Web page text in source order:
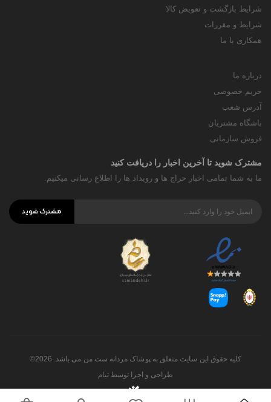
شرایط بازگشت و تعویض کالا
شرایط و مقررات
همکاری با ما
درباره ما
حریم خصوصی
آدرس شعب
باشگاه مشتریان
فروش سازمانی
مشترک شوید تا آخرین اخبار را دریافت کنید
ما به شما تمامی اخبار حراج ها و رویداد ها را اطلاع رسانی میکنیم.
مشترک شوید
کلیه حقوق این سایت متعلق به پوشاک مردانه ست من می باشد. 2026©
طراحی و اجرا توسط تیام